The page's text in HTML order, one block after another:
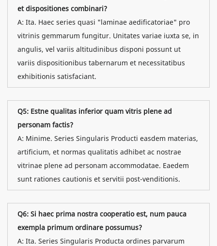
et dispositiones combinari?
A: Ita. Haec series quasi "laminae aedificatoriae" pro
vitrinis gemmarum fungitur. Unitates variae iuxta se, in
angulis, vel variis altitudinibus disponi possunt ut
variis dispositionibus tabernarum et necessitatibus
exhibitionis satisfaciant.
Q5: Estne qualitas inferior quam vitris plene ad
personam factis?
A: Minime. Series Singularis Producti easdem materias,
artificium, et normas qualitatis adhibet ac nostrae
vitrinae plene ad personam accommodatae. Eaedem
sunt rationes cautionis et servitii post-venditionis.
Q6: Si haec prima nostra cooperatio est, num pauca
exempla primum ordinare possumus?
A: Ita. Series Singularis Producta ordines parvarum